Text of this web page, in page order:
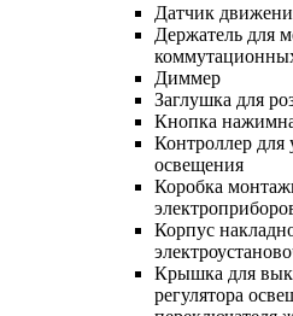
Датчик
Держатель для
Диммер
Заглушка для
Кнопка
Контроллер для
освещения
Коробка
Корпус
Крышка для
регулятора